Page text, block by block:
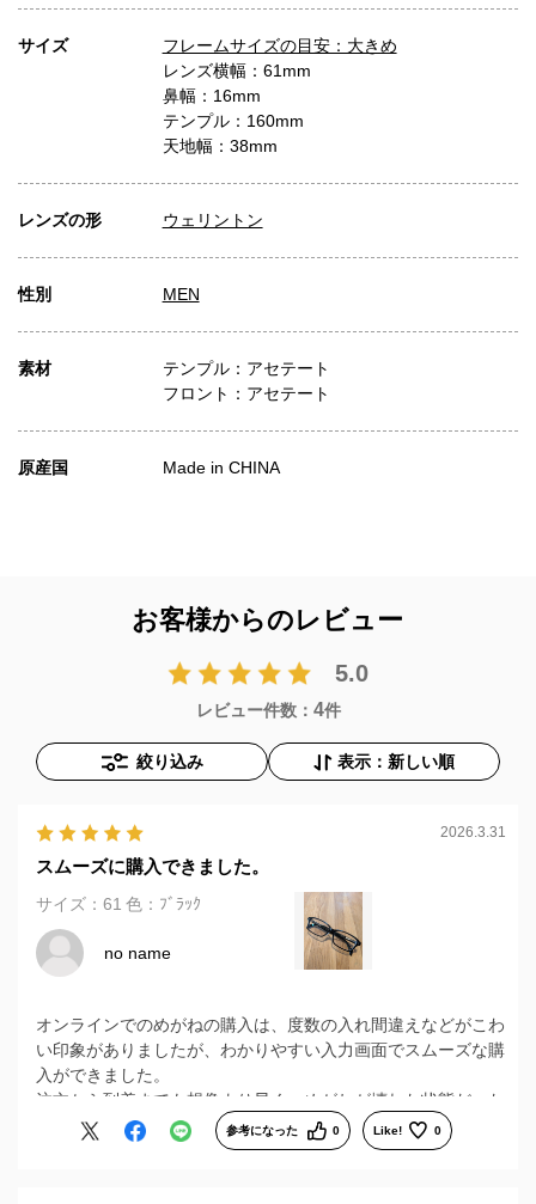
サイズ
フレームサイズの目安：大きめ
レンズ横幅：61mm
鼻幅：16mm
テンプル：160mm
天地幅：38mm
レンズの形 ウェリントン
性別 MEN
素材
テンプル：アセテート
フロント：アセテート
原産国 Made in CHINA
お客様からのレビュー
5.0
レビュー件数： 4件
絞り込み 表示：新しい順
2026.3.31
スムーズに購入できました。
サイズ：61 色：ﾌﾞﾗｯｸ
no name
オンラインでのめがねの購入は、度数の入れ間違えなどがこわ
い印象がありましたが、わかりやすい入力画面でスムーズな購
入ができました。
注文から到着までも想像より早く、めがねが壊れた状態だった
ので、大変助かりました。参考になった 0 Like! 0